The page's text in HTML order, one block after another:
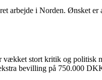
arbejde i Norden. Ønsket
stort kritik og
bevilling på 750.000